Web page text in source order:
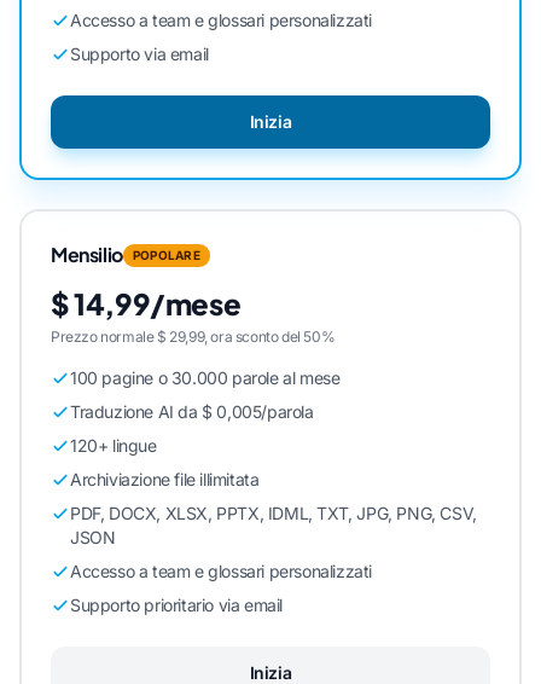
Accesso a team e glossari personalizzati
Supporto via email
Inizia
Mensilio POPOLARE
$ 14,99/mese
Prezzo normale $ 29,99, ora sconto del 50%
100 pagine o 30.000 parole al mese
Traduzione AI da $ 0,005/parola
120+ lingue
Archiviazione file illimitata
PDF, DOCX, XLSX, PPTX, IDML, TXT, JPG, PNG, CSV,
JSON
Accesso a team e glossari personalizzati
Supporto prioritario via email
Inizia